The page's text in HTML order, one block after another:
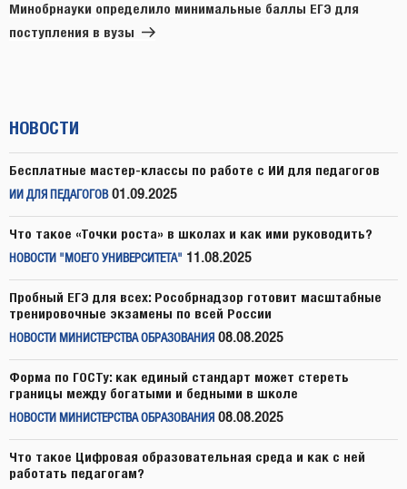
запись
Минобрнауки определило минимальные баллы ЕГЭ для
поступления в вузы
НОВОСТИ
Бесплатные мастер-классы по работе с ИИ для педагогов
ИИ ДЛЯ ПЕДАГОГОВ 01.09.2025
Что такое «Точки роста» в школах и как ими руководить?
НОВОСТИ "МОЕГО УНИВЕРСИТЕТА" 11.08.2025
Пробный ЕГЭ для всех: Рособрнадзор готовит масштабные
тренировочные экзамены по всей России
НОВОСТИ МИНИСТЕРСТВА ОБРАЗОВАНИЯ 08.08.2025
Форма по ГОСТу: как единый стандарт может стереть
границы между богатыми и бедными в школе
НОВОСТИ МИНИСТЕРСТВА ОБРАЗОВАНИЯ 08.08.2025
Что такое Цифровая образовательная среда и как с ней
работать педагогам?